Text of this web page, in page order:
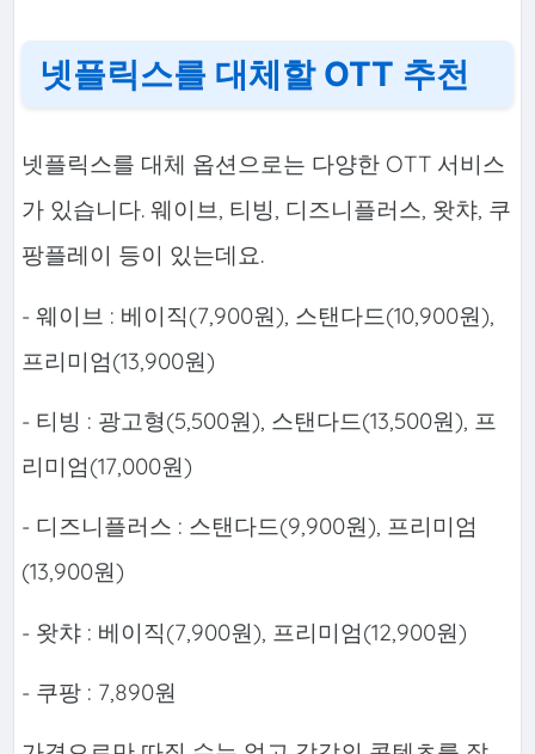
넷플릭스를 대체할 OTT 추천
넷플릭스를 대체 옵션으로는 다양한 OTT 서비스
가 있습니다. 웨이브, 티빙, 디즈니플러스, 왓챠, 쿠
팡플레이 등이 있는데요.
- 웨이브 : 베이직(7,900원), 스탠다드(10,900원),
프리미엄(13,900원)
- 티빙 : 광고형(5,500원), 스탠다드(13,500원), 프
리미엄(17,000원)
- 디즈니플러스 : 스탠다드(9,900원), 프리미엄
(13,900원)
- 왓챠 : 베이직(7,900원), 프리미엄(12,900원)
- 쿠팡 : 7,890원